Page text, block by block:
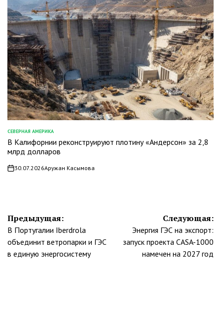
ОПУБЛИКОВАНО
В
СЕВЕРНАЯ АМЕРИКА
В Калифорнии реконструируют плотину «Андерсон» за 2,8
млрд долларов
on30.07.2026Аружан Касымова
Навигация
по
записям
Предыдущая:
В Португалии Iberdrola
объединит ветропарки и ГЭС
в единую энергосистему
Следующая:
Энергия ГЭС на экспорт:
запуск проекта CASA-1000
намечен на 2027 год